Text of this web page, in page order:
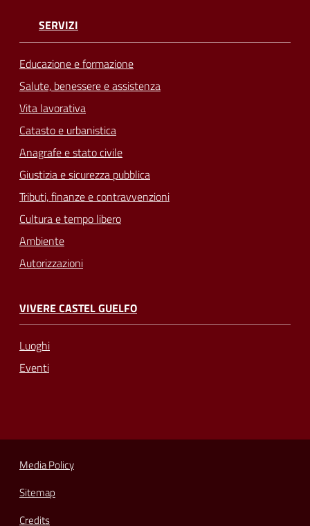
SERVIZI
Educazione e formazione
Salute, benessere e assistenza
Vita lavorativa
Catasto e urbanistica
Anagrafe e stato civile
Giustizia e sicurezza pubblica
Tributi, finanze e contravvenzioni
Cultura e tempo libero
Ambiente
Autorizzazioni
VIVERE CASTEL GUELFO
Luoghi
Eventi
Media Policy
Sitemap
Credits